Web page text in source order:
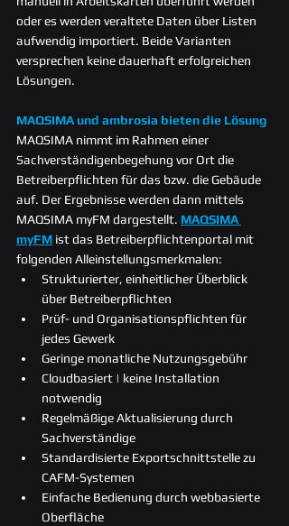
oder es werden veraltete Daten über Listen
aufwendig importiert. Beide Varianten
versprechen keine dauerhaft erfolgreichen
Lösungen.
MAQSIMA und ambrosia bieten die Lösung
MAQSIMA nimmt im Rahmen einer
Sachverständigenbegehung vor Ort die
Betreiberpflichten für das bzw. die Gebäude
auf. Der Ergebnisse werden dann mittels
MAQSIMA myFM dargestellt. MAQSIMA
myFM ist das Betreiberpflichtenportal mit
folgenden Alleinstellungsmerkmalen:
Strukturierter, einheitlicher Überblick
über Betreiberpflichten
Prüf- und Organisationspflichten für
jedes Gewerk
Geringe monatliche Nutzungsgebühr
Cloudbasiert | keine Installation
notwendig
Regelmäßige Aktualisierung durch
Sachverständige
Standardisierte Exportschnittstelle zu
CAFM-Systemen
Einfache Bedienung durch webbasierte
Oberfläche